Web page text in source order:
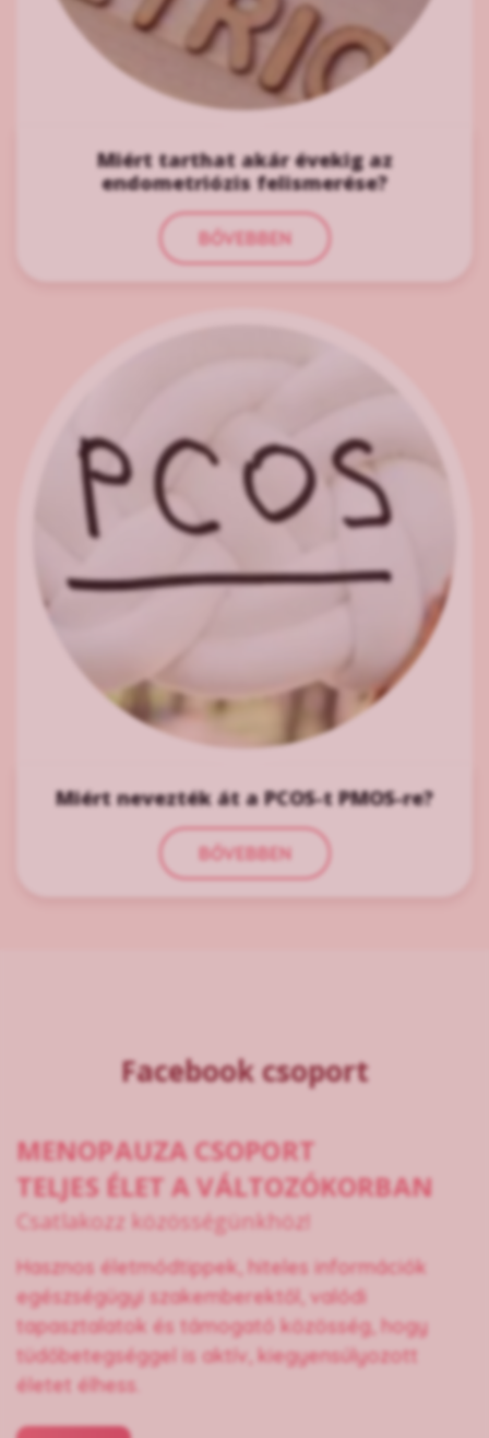
Miért tarthat akár évekig az
endometriózis felismerése?
BŐVEBBEN
Miért nevezték át a PCOS-t PMOS-re?
BŐVEBBEN
Facebook csoport
MENOPAUZA CSOPORT
TELJES ÉLET A VÁLTOZÓKORBAN
Csatlakozz közösségünkhöz!
Hasznos életmódtippek, hiteles információk
egészségügyi szakemberektől, valódi
tapasztalatok és támogató közösség, hogy
tüdőbetegséggel is aktív, kiegyensúlyozott
életet élhess.